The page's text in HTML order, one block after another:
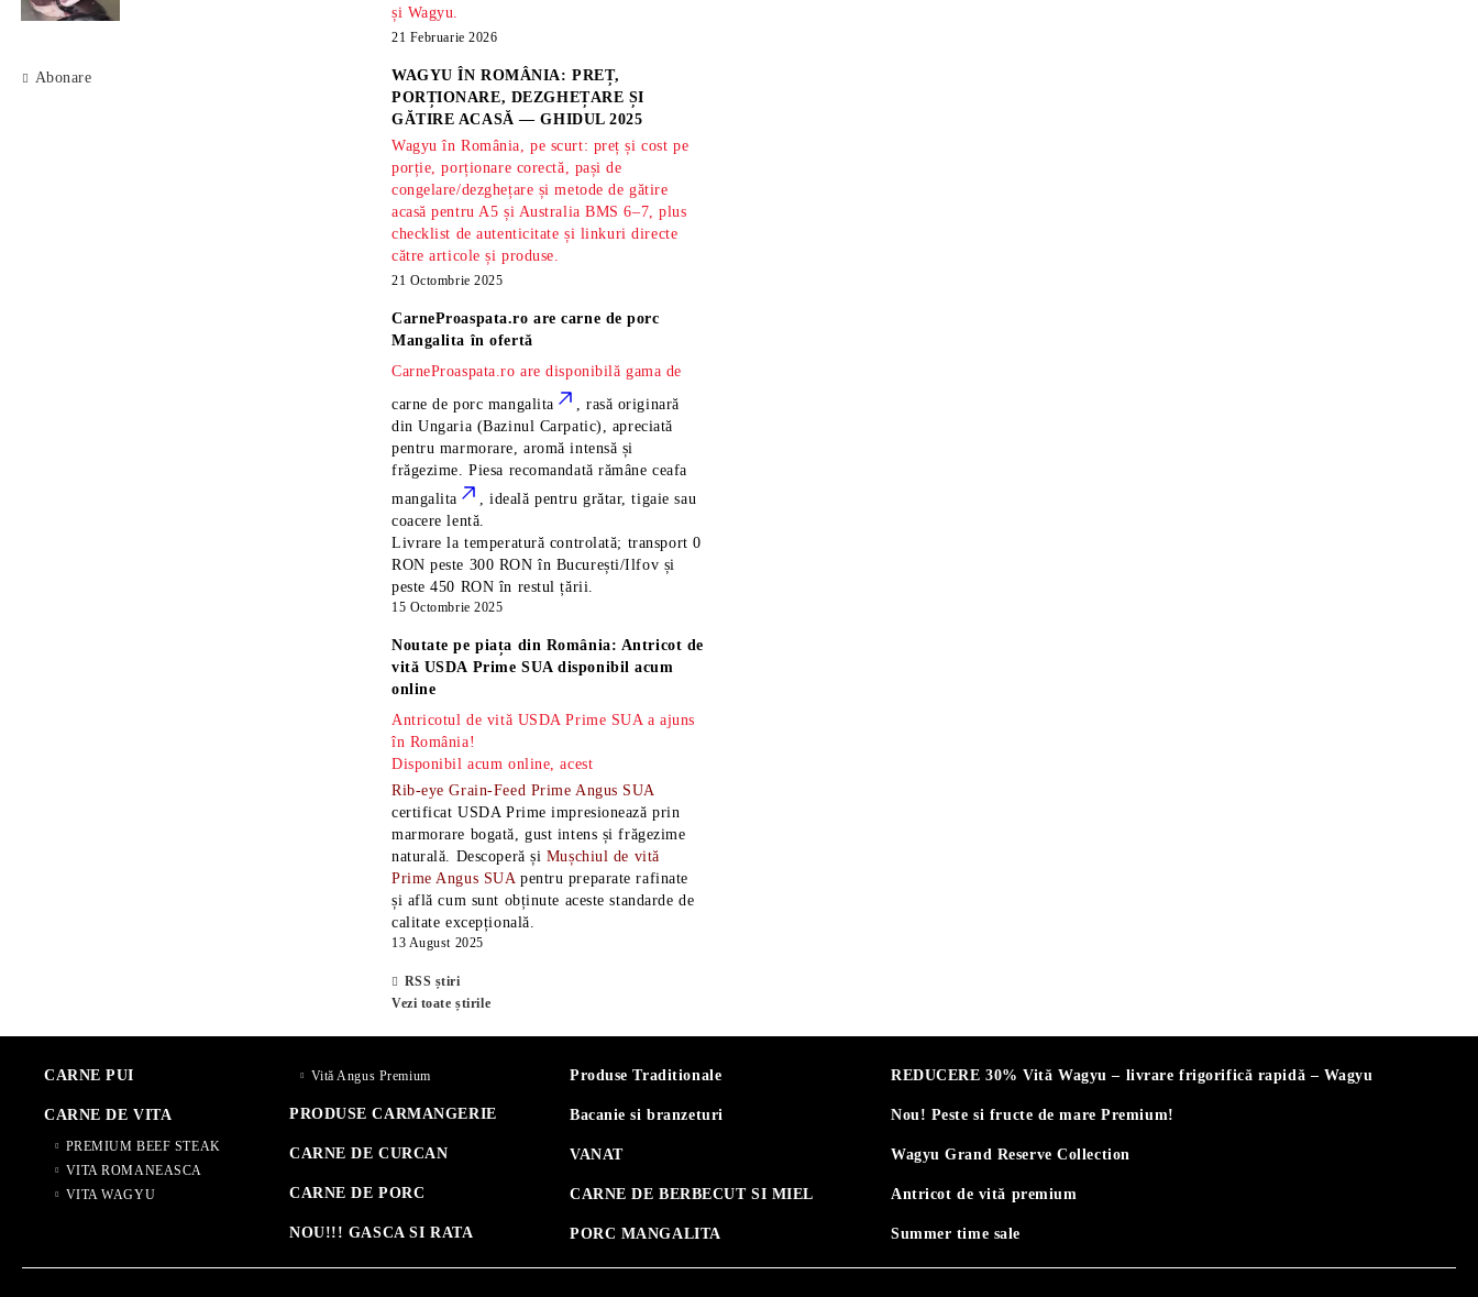
Abonare
și Wagyu.
21 Februarie 2026
WAGYU ÎN ROMÂNIA: PREȚ,
PORȚIONARE, DEZGHEȚARE ȘI
GĂTIRE ACASĂ — GHIDUL 2025
Wagyu în România, pe scurt: preț și cost pe
porție, porționare corectă, pași de
congelare/dezghețare și metode de gătire
acasă pentru A5 și Australia BMS 6–7, plus
checklist de autenticitate și linkuri directe
către articole și produse.
21 Octombrie 2025
CarneProaspata.ro arecarne de porc
Mangalita în ofertă
CarneProaspata.ro are disponibilă gama de
carne de porc mangalita
, rasă originară
din Ungaria (Bazinul Carpatic), apreciată
pentru marmorare, aromă intensă și
frăgezime. Piesa recomandată rămâneceafa
mangalita
, ideală pentru grătar, tigaie sau
coacere lentă.
Livrare la temperatură controlată; transport 0
RON peste 300 RON în București/Ilfov și
peste 450 RON în restul țării.
15 Octombrie 2025
Noutate pe piața din România: Antricot de
vită USDA Prime SUA disponibil acum
online
Antricotul de vită USDA Prime SUA a ajuns
în România!
Disponibil acum online, acest
Rib-eye Grain-Feed Prime Angus SUA
certificat USDA Prime impresionează prin
marmorare bogată, gust intens și frăgezime
naturală. Descoperă și Mușchiul de vită
Prime Angus SUA pentru preparate rafinate
și află cum sunt obținute aceste standarde de
calitate excepțională.
13 August 2025
RSS știri
Vezi toate știrile
CARNE PUI
CARNE DE VITA
PREMIUM BEEF STEAK
VITA ROMANEASCA
VITA WAGYU
Vită Angus Premium
PRODUSE CARMANGERIE
CARNE DE CURCAN
CARNE DE PORC
NOU!!! GASCA SI RATA
Produse Traditionale
Bacanie si branzeturi
VANAT
CARNE DE BERBECUT SI MIEL
PORC MANGALITA
REDUCERE 30% Vită Wagyu – livrare frigorifică rapidă – Wagyu
Nou! Peste si fructe de mare Premium!
Wagyu Grand Reserve Collection
Antricot de vită premium
Summer time sale